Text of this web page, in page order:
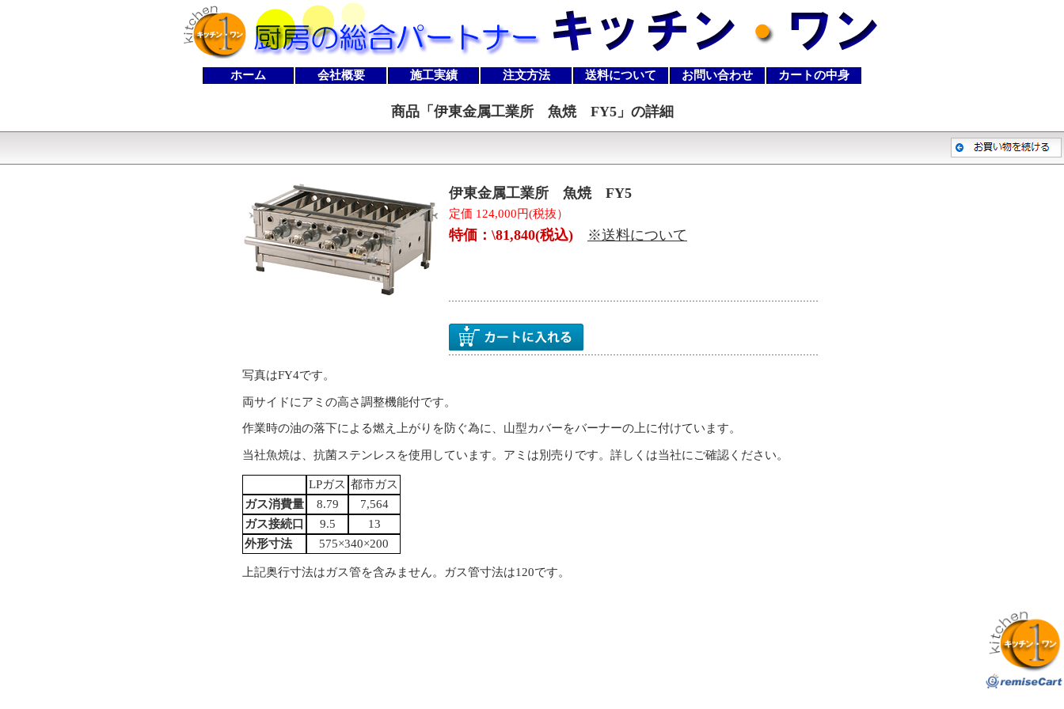
ホーム 会社概要 施工実績 注文方法 送料について お問い合わせ カートの中身
商品「 伊東金属工業所 魚焼 FY5」の詳細
伊東金属工業所 魚焼 FY5
定価 124,000円(税抜）
特価：\81,840(税込) ※送料について
写真はFY4です。
両サイドにアミの高さ調整機能付です。
作業時の油の落下による燃え上がりを防ぐ為に、山型カバーをバーナーの上に付けています。
当社魚焼は、抗菌ステンレスを使用しています。アミは別売りです。詳しくは当社にご確認ください。
LPガス 都市ガス
ガス消費量
8.79
7,564
ガス接続口
9.5
13
外形寸法
575×340×200
上記奥行寸法はガス管を含みません。ガス管寸法は120です。